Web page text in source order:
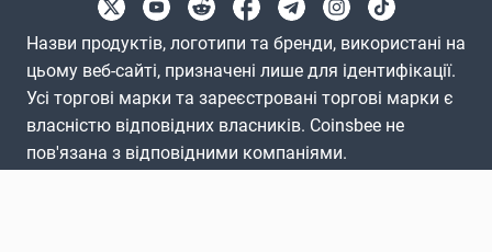
Назви продуктів, логотипи та бренди, використані на
цьому веб-сайті, призначені лише для ідентифікації.
Усі торгові марки та зареєстровані торгові марки є
власністю відповідних власників. Coinsbee не
пов'язана з відповідними компаніями.